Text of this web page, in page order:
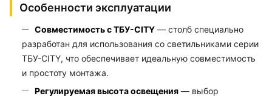
Особенности эксплуатации
Совместимость с ТБУ-CITY — столб специально
разработан для использования со светильниками серии
ТБУ-CITY, что обеспечивает идеальную совместимость
и простоту монтажа.
Регулируемая высота освещения — выбор